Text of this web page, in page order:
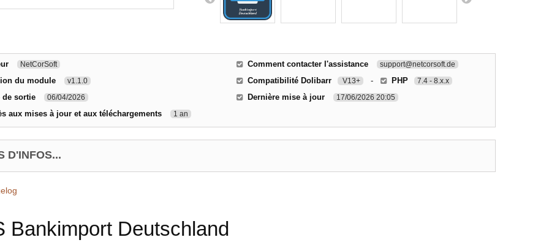
NetCorSoft
du module v1.1.0
de sortie 06/04/2026
aux mises à jour et aux téléchargements 1 an
Comment contacter l'assistance support@netcorsoft.de
Compatibilité Dolibarr V13+ - PHP 7.4 - 8.x.x
Dernière mise à jour 17/06/2026 20:05
D'INFOS...
Bankimport Deutschland